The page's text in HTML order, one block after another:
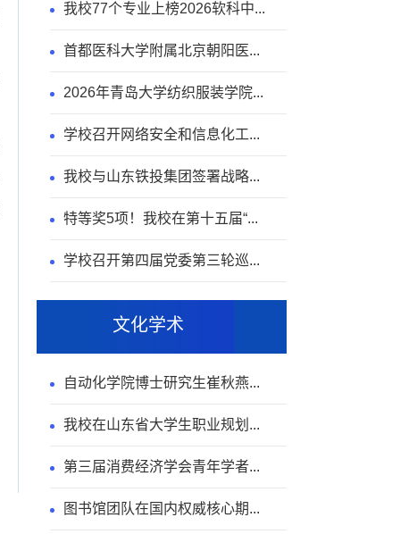
我校77个专业上榜2026软科中...
首都医科大学附属北京朝阳医...
2026年青岛大学纺织服装学院...
学校召开网络安全和信息化工...
我校与山东铁投集团签署战略...
特等奖5项！我校在第十五届“...
学校召开第四届党委第三轮巡...
文化学术
自动化学院博士研究生崔秋燕...
我校在山东省大学生职业规划...
第三届消费经济学会青年学者...
图书馆团队在国内权威核心期...